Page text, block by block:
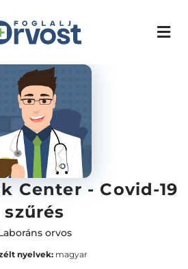
Center - Covid-19
szűrés
orvos
nyelvek:magyar